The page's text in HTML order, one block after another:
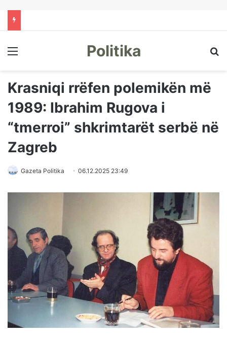
Menu Politika
Krasniqi rrëfen polemikën më
1989: Ibrahim Rugova i
“tmerroi” shkrimtarët serbë në
Zagreb
Gazeta Politika 06.12.2025 23:49